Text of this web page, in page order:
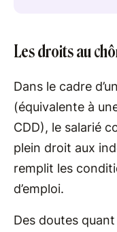
Les droits au
Dans le cadre
(équivalente à
CDD), le salarié
plein droit aux
remplit les
d’emploi.
Des doutes